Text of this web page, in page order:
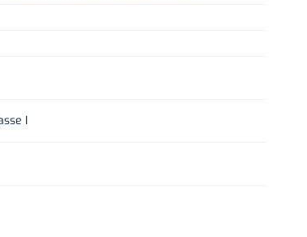
I